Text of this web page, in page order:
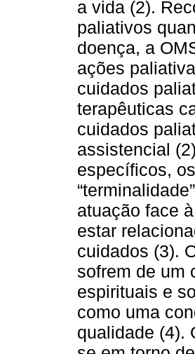
a vida (2).
paliativos
doença, a
ações
cuidados
terapêuticas
cuidados
assistencial
específicos,
atuação face
estar
cuidados (3).
sofrem de um
espirituais e
como uma
qualidade (4).